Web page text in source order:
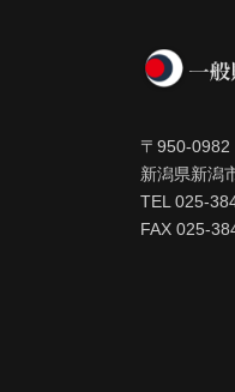
〒950-0982
新潟県新潟
TEL 025-
FAX 025-